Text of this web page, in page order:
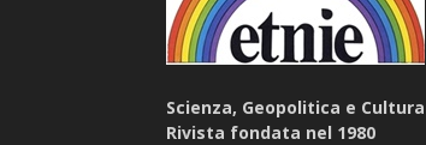
Scienza, Geopolitica e
Rivista fondata nel 1980